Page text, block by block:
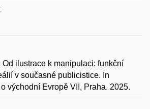
ilustrace k manipulaci: funkční
v současné publicistice. In
východní Evropě VII, Praha. 2025.